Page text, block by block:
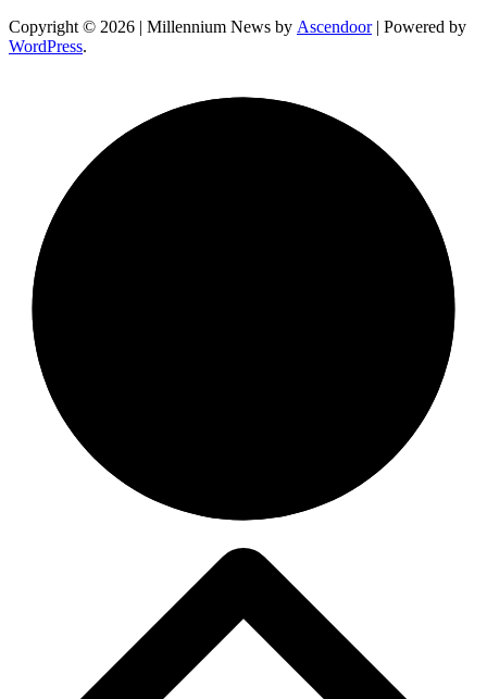
Copyright © 2026 | Millennium News by Ascendoor| Powered by
WordPress.